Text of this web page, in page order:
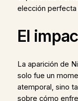
elección
El
La aparición de
solo fue un
atemporal, sino
sobre cómo